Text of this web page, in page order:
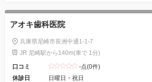
アオキ歯科医院
兵庫県尼崎市長洲中通1-1-7
JR 尼崎駅から140m(車で 1分)
口コミ
-点(0件)
休診日
日曜日・祝日